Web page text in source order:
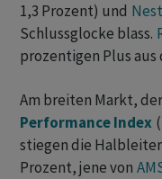
1,3 Prozent) und
Schlussglocke blass.
prozentigen Plus aus
Am breiten Markt,
Performance Index (
stiegen die
Prozent, jene von